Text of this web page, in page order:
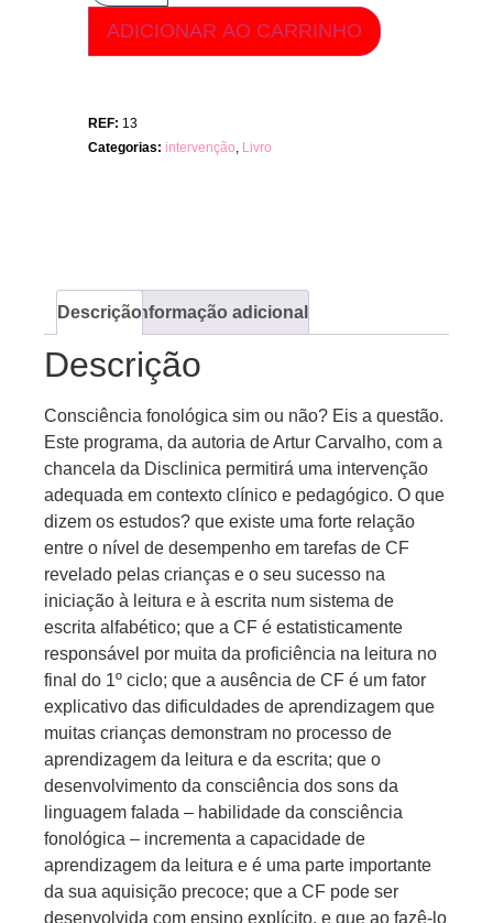
ADICIONAR AO CARRINHO
REF: 13
Categorias: intervenção Livro
DescriçãoInformação adicional
Descrição
Consciência fonológica sim ou não? Eis a questão.
Este programa, da autoria de Artur Carvalho, com a
chancela da Disclinica permitirá uma intervenção
adequada em contexto clínico e pedagógico. O que
dizem os estudos? que existe uma forte relação
entre o nível de desempenho em tarefas de CF
revelado pelas crianças e o seu sucesso na
iniciação à leitura e à escrita num sistema de
escrita alfabético; que a CF é estatisticamente
responsável por muita da proficiência na leitura no
final do 1º ciclo; que a ausência de CF é um fator
explicativo das dificuldades de aprendizagem que
muitas crianças demonstram no processo de
aprendizagem da leitura e da escrita; que o
desenvolvimento da consciência dos sons da
linguagem falada – habilidade da consciência
fonológica – incrementa a capacidade de
aprendizagem da leitura e é uma parte importante
da sua aquisição precoce; que a CF pode ser
desenvolvida com ensino explícito, e que ao fazê-lo